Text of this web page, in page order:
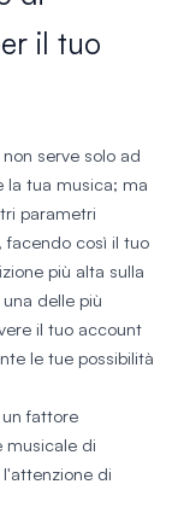
il tuo
serve solo ad
la tua musica; ma
parametri
facendo così il tuo
più alta sulla
delle più
il tuo account
le tue possibilità
fattore
musicale di
di